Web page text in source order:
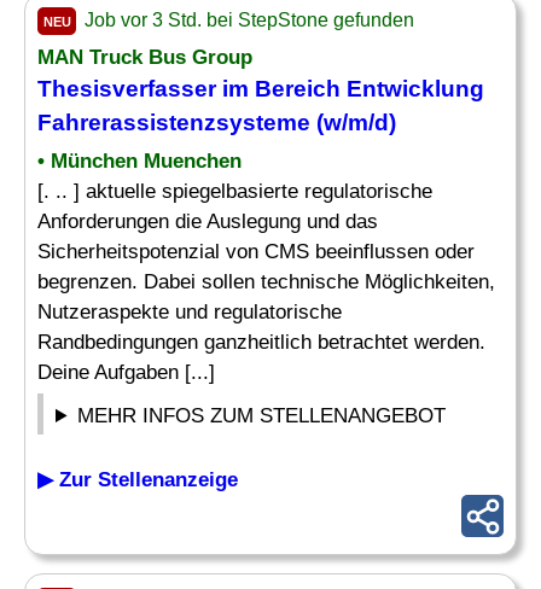
NEU Job vor 3 Std. bei StepStone gefunden
MAN Truck Bus Group
Thesisverfasser im Bereich Entwicklung
Fahrerassistenzsysteme (w/m/d)
• München Muenchen
[. .. ] aktuelle spiegelbasierte regulatorische
Anforderungen die Auslegung und das
Sicherheitspotenzial von CMS beeinflussen oder
begrenzen. Dabei sollen technische Möglichkeiten,
Nutzeraspekte und regulatorische
Randbedingungen ganzheitlich betrachtet werden.
Deine Aufgaben [...]
MEHR INFOS ZUM STELLENANGEBOT
▶ Zur Stellenanzeige